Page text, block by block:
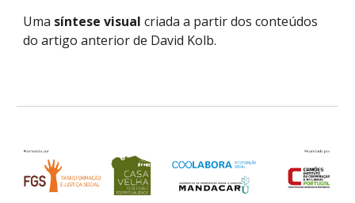
Uma síntese visual criada a partir dos conteúdos
do artigo anterior de David Kolb.